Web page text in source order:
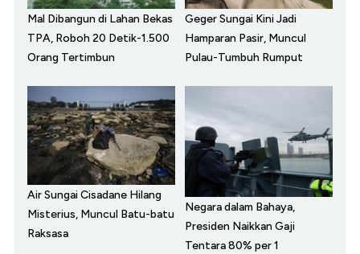
Mal Dibangun di Lahan Bekas
TPA, Roboh 20 Detik-1.500
Orang Tertimbun
Geger Sungai Kini Jadi
Hamparan Pasir, Muncul
Pulau-Tumbuh Rumput
Air Sungai Cisadane Hilang
Misterius, Muncul Batu-batu
Raksasa
Negara dalam Bahaya,
Presiden Naikkan Gaji
Tentara 80% per 1